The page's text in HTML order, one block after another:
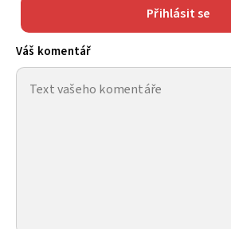
Přihlásit se
Váš komentář